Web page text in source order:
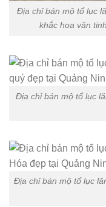
Địa chỉ bán mộ tổ lục
khắc hoa văn
Địa chỉ bán mộ tổ lục
Địa chỉ bán mộ tổ lục